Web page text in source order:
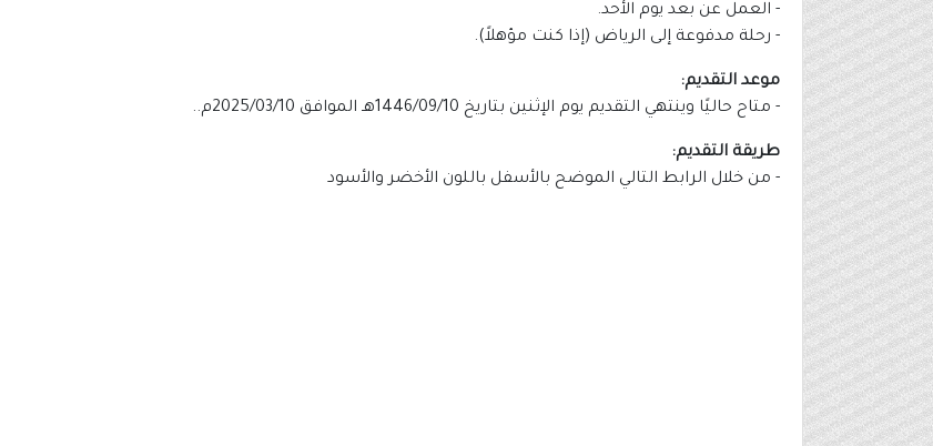
- العمل عن بعد يوم الأحد.
- رحلة مدفوعة إلى الرياض (إذا كنت مؤهلاً).
موعد التقديم:
- متاح حاليًا وينتهي التقديم يوم الإثنين بتاريخ 1446/09/10هـ الموافق 2025/03/10م..
طريقة التقديم:
- من خلال الرابط التالي الموضح بالأسفل باللون الأخضر والأسود